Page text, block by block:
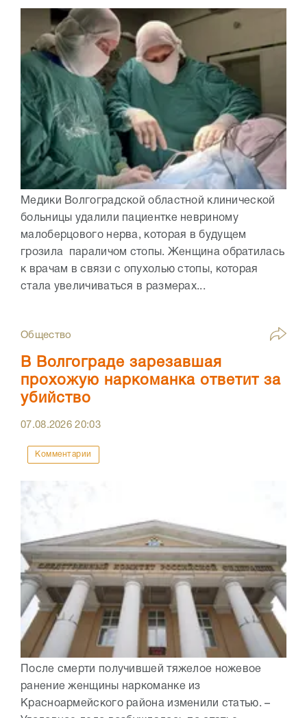
Медики Волгоградской областной клинической
больницы удалили пациентке невриному
малоберцового нерва, которая в будущем
грозила параличом стопы. Женщина обратилась
к врачам в связи с опухолью стопы, которая
стала увеличиваться в размерах...
Общество
В Волгограде зарезавшая
прохожую наркоманка ответит за
убийство
07.08.202620:03
Комментарии
После смерти получившей тяжелое ножевое
ранение женщины наркоманке из
Красноармейского района изменили статью. –